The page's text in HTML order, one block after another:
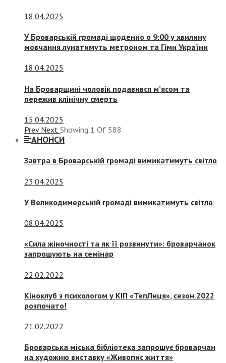
18.04.2025
У Броварській громаді щоденно о 9:00 у хвилину
мовчання лунатимуть метроном та Гімн України
18.04.2025
На Броварщині чоловік подавився м’ясом та
пережив клінічну смерть
15.04.2025
Prev Next Showing 1 Of 588
АНОНСИ
Завтра в Броварській громаді вимикатимуть світло
23.04.2025
У Великодимерській громаді вимикатимуть світло
08.04.2025
«Сила жіночності та як її розвинути»: броварчанок
запрошують на семінар
22.02.2022
Кіноклуб з психологом у КІП «ТепЛиця», сезон 2022
розпочато!
21.02.2022
Броварська міська бібліотека запрошує броварчан
на художню виставку «Живопис життя»